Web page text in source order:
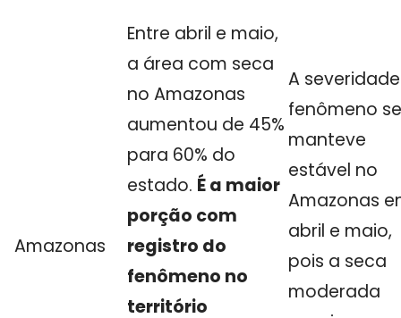
Amazonas
Entre abril e maio,
a área com seca
no Amazonas
aumentou de 45%
para 60% do
estado. É a maior
porção com
registro do
fenômeno no
território
A
fenômeno se
manteve
estável no
Amazonas
abril e maio,
pois a seca
moderada